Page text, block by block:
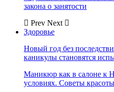
закона о занятости
Prev Next
Здоровье
Новый год без
каникулы становятся
Маникюр как в салоне к
условиях. Советы красоты